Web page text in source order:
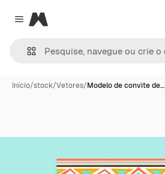
Close menu
Magnific
Início/stock/Vetores/Modelo de convite de…